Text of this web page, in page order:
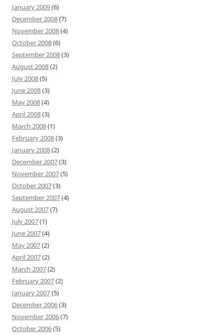
January 2009(6)
December 2008(7)
November 2008(4)
October 2008(6)
September 2008(3)
August 2008(2)
July 2008(5)
June 2008(3)
May 2008(4)
April 2008(3)
March 2008(1)
February 2008(3)
January 2008(2)
December 2007(3)
November 2007(5)
October 2007(3)
September 2007(4)
August 2007(7)
July 2007(1)
June 2007(4)
May 2007(2)
April 2007(2)
March 2007(2)
February 2007(2)
January 2007(5)
December 2006(3)
November 2006(7)
October 2006(5)